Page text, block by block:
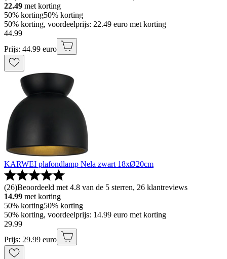
22.49 met korting
50% korting50% korting
50% korting, voordeelprijs: 22.49 euro met korting
44.99
Prijs: 44.99 euro
KARWEI plafondlamp Nela zwart 18xØ20cm
(26)Beoordeeld met 4.8 van de 5 sterren, 26 klantreviews
14.99 met korting
50% korting50% korting
50% korting, voordeelprijs: 14.99 euro met korting
29.99
Prijs: 29.99 euro